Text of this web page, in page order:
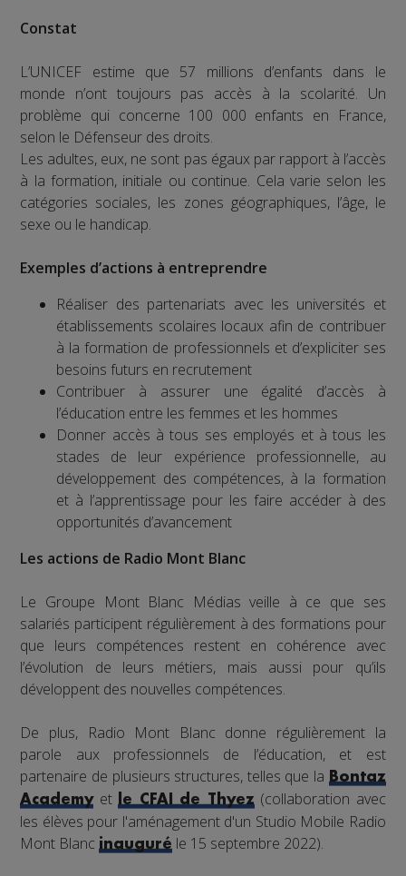
Constat
L’UNICEF estime que 57 millions d’enfants dans le
monde n’ont toujours pas accès à la scolarité. Un
problème qui concerne 100 000 enfants en France,
selon le Défenseur des droits.
Les adultes, eux, ne sont pas égaux par rapport à l’accès
à la formation, initiale ou continue. Cela varie selon les
catégories sociales, les zones géographiques, l’âge, le
sexe ou le handicap.
Exemples d’actions à entreprendre
Réaliser des partenariats avec les universités et
établissements scolaires locaux afin de contribuer
à la formation de professionnels et d’expliciter ses
besoins futurs en recrutement
Contribuer à assurer une égalité d’accès à
l’éducation entre les femmes et les hommes
Donner accès à tous ses employés et à tous les
stades de leur expérience professionnelle, au
développement des compétences, à la formation
et à l’apprentissage pour les faire accéder à des
opportunités d’avancement
Les actions de Radio Mont Blanc
Le Groupe Mont Blanc Médias veille à ce que ses
salariés participent régulièrement à des formations pour
que leurs compétences restent en cohérence avec
l’évolution de leurs métiers, mais aussi pour qu’ils
développent des nouvelles compétences.
De plus, Radio Mont Blanc donne régulièrement la
parole aux professionnels de l’éducation, et est
partenaire de plusieurs structures, telles que la
Bontaz
Academyet le CFAI de Thyez(collaboration avec
les élèves pour l'aménagement d'un Studio Mobile Radio
Mont Blancinauguré le 15 septembre 2022).